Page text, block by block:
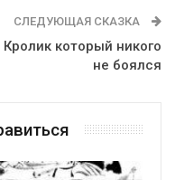
СЛЕДУЮЩАЯ СКАЗКА
Кролик который никого
не боялся